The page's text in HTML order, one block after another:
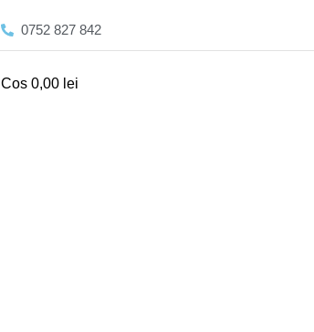
0752 827 842
Cos 0,00 lei